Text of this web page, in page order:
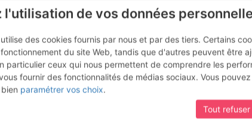
mise à jour du site,si certaines pages ne sont plus
: Conod -
l'utilisation de vos données
des cookies fournis par nous et par des tiers. Certains
du site Web, tandis que d'autres peuvent être
particulier ceux qui nous permettent de comprendre les
fournir des fonctionnalités de médias sociaux. Vous
paramétrer vos choix.
Tout refuser